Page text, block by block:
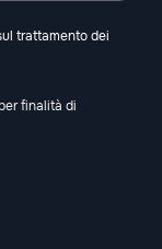
trattamento dei
finalità di